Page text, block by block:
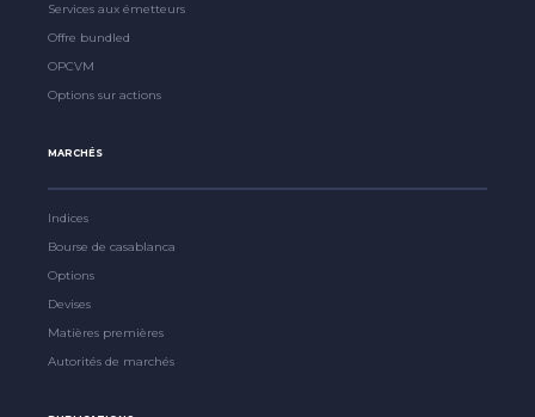
Services aux émetteurs
Offre bundled
OPCVM
Options sur actions
MARCHÉS
Indices
Bourse de casablanca
Options
Devises
Matières premières
Autorités de marchés